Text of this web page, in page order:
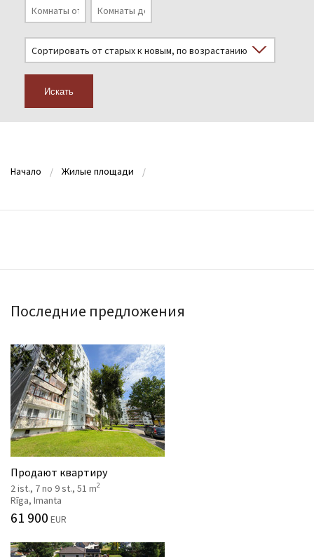
Искать
Начало Жилые площади
Последние предложения
Продают квартиру
2 ist., 7 no 9 st., 51 m2
Rīga, Imanta
61 900 EUR